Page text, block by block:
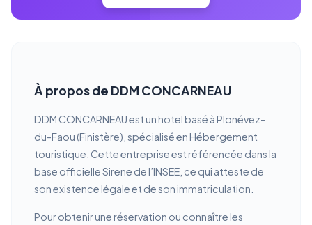
À propos de DDM CONCARNEAU
DDM CONCARNEAU est un hotel basé à Plonévez-
du-Faou (Finistère), spécialisé en Hébergement
touristique. Cette entreprise est référencée dans la
base officielle Sirene de l’INSEE, ce qui atteste de
son existence légale et de son immatriculation.
Pour obtenir une réservation ou connaître les